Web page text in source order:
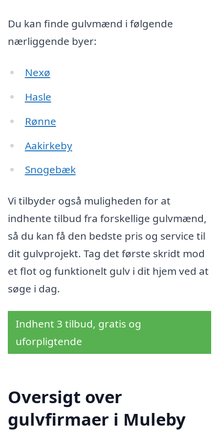
Du kan finde gulvmænd i følgende
nærliggende byer:
Nexø
Hasle
Rønne
Aakirkeby
Snogebæk
Vi tilbyder også muligheden for at
indhente tilbud fra forskellige gulvmænd,
så du kan få den bedste pris og service til
dit gulvprojekt. Tag det første skridt mod
et flot og funktionelt gulv i dit hjem ved at
søge i dag.
Indhent 3 tilbud, gratis og
uforpligtende
Oversigt over
gulvfirmaer i Muleby